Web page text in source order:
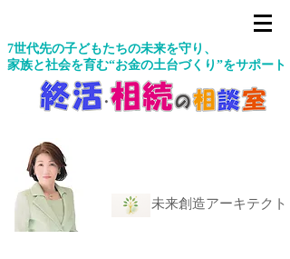
7世代先の子どもたちの未来を守り、
家族と社会を育む“お金の土台づくり”をサポート
未来創造アーキテクト